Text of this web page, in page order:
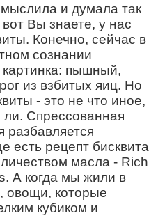
и думала так
Вы знаете, у нас
Конечно, сейчас в
сознании
пышный,
из взбитых яиц. Но
- это не что иное,
ли. Спрессованная
разбавляется
есть рецепт бисквита
масла - Rich
А когда мы жили в
овощи, которые
кубиком и